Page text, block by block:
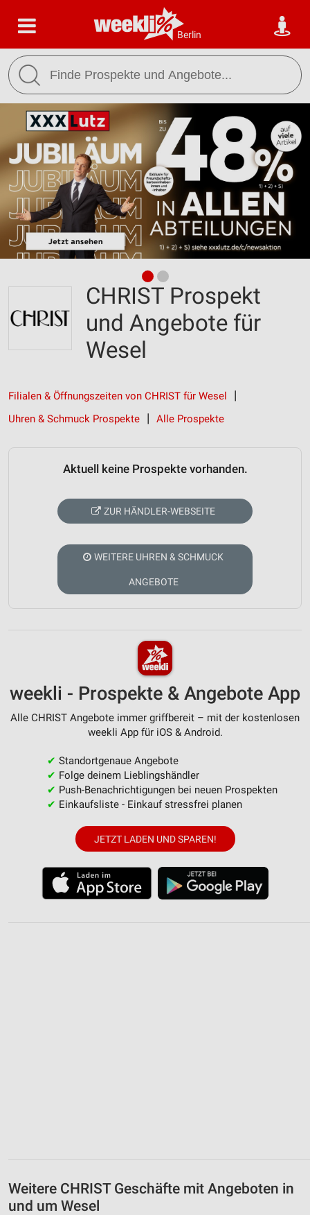
Berlin
CHRIST Prospekt
und Angebote für
Wesel
Filialen & Öffnungszeiten von CHRIST für Wesel
Uhren & Schmuck Prospekte
Alle Prospekte
Aktuell keine Prospekte vorhanden.
ZUR HÄNDLER-WEBSEITE
WEITERE UHREN & SCHMUCK
ANGEBOTE
weekli - Prospekte & Angebote App
Alle CHRIST Angebote immer griffbereit – mit der kostenlosen
weekli App für iOS & Android.
✔ Standortgenaue Angebote
✔ Folge deinem Lieblingshändler
✔ Push-Benachrichtigungen bei neuen Prospekten
✔ Einkaufsliste - Einkauf stressfrei planen
JETZT LADEN UND SPAREN!
Weitere CHRIST Geschäfte mit Angeboten in
und um Wesel